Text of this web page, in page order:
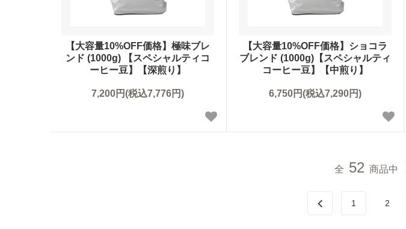
【大容量10%OFF価格】極味ブレ
ンド (1000g) 【スペシャルティコ
ーヒー豆】【深煎り】
7,200円(税込7,776円)
【大容量10%OFF価格】ショコラ
ブレンド (1000g)【スペシャルティ
コーヒー豆】【中煎り】
6,750円(税込7,290円)
全 52 商品中
1 2